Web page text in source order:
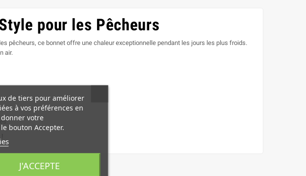
pour les Pêcheurs
pêcheurs, ce bonnet offre une chaleur exceptionnelle pendant les jours les plus froids.
air.
de tiers pour améliorer
à vos préférences en
votre
bouton Accepter.
J'ACCEPTE